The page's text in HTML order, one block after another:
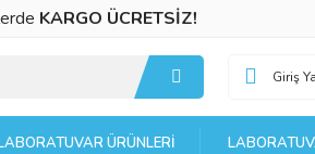
KARGO ÜCRETSİZ!
Giriş
ÜRÜNLERI